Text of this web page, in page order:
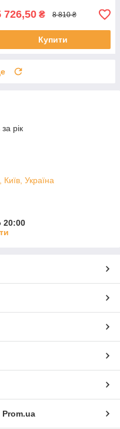
726,50 ₴ 8 810 ₴
Купити
рік
Україна
20:00
Prom.ua